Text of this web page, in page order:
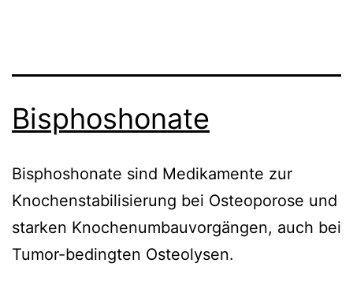
Bisphoshonate
Bisphoshonate sind Medikamente zur
Knochenstabilisierung bei Osteoporose und
starken Knochenumbauvorgängen, auch bei
Tumor-bedingten Osteolysen.